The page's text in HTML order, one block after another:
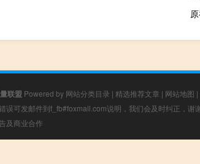
联盟 Powered by 网站分类目录 | 精选推荐文章 | 网站地图 |
误可发邮件到f_fb#foxmail.com说明，我们会及时纠正，谢
及商业合作